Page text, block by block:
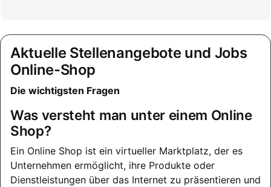
Aktuelle Stellenangebote und Jobs
Online-Shop
Die wichtigsten Fragen
Was versteht man unter einem Online
Shop?
Ein Online Shop ist ein virtueller Marktplatz, der es
Unternehmen ermöglicht, ihre Produkte oder
Dienstleistungen über das Internet zu präsentieren und